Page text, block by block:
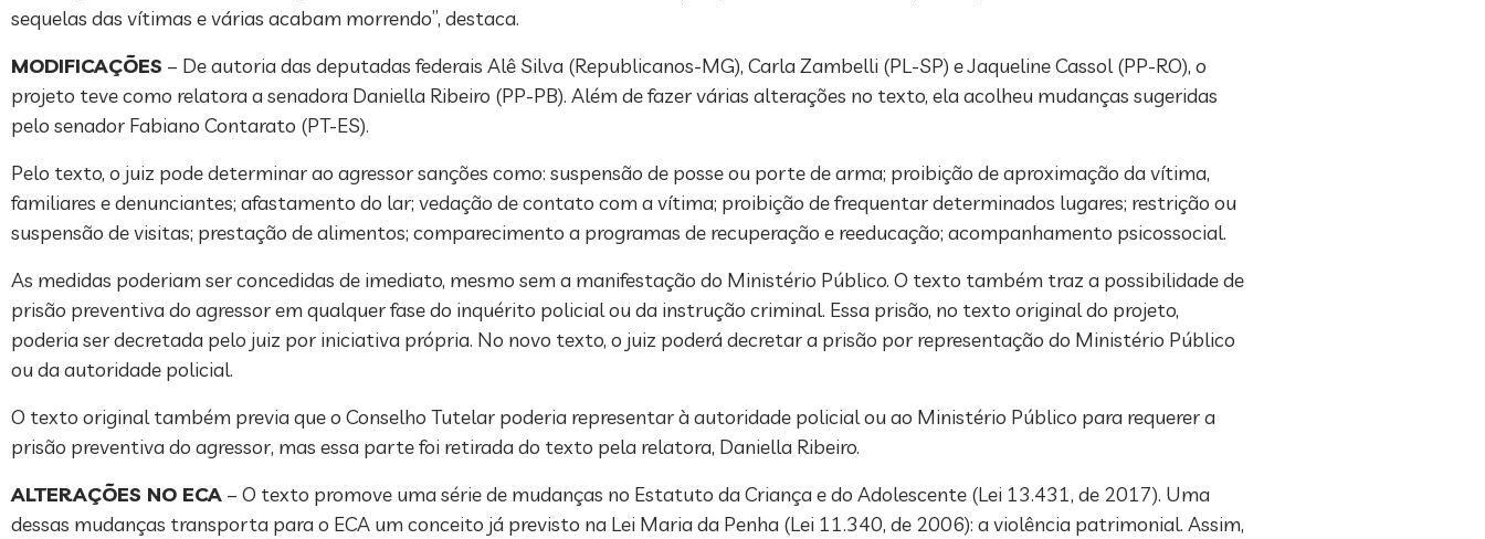
sequelas das vítimas e várias acabam morrendo”, destaca.
MODIFICAÇÕES – De autoria das deputadas federais Alê Silva (Republicanos-MG), Carla Zambelli (PL-SP) e Jaqueline Cassol (PP-RO), o
projeto teve como relatora a senadora Daniella Ribeiro (PP-PB). Além de fazer várias alterações no texto, ela acolheu mudanças sugeridas
pelo senador Fabiano Contarato (PT-ES).
Pelo texto, o juiz pode determinar ao agressor sanções como: suspensão de posse ou porte de arma; proibição de aproximação da vítima,
familiares e denunciantes; afastamento do lar; vedação de contato com a vítima; proibição de frequentar determinados lugares; restrição ou
suspensão de visitas; prestação de alimentos; comparecimento a programas de recuperação e reeducação; acompanhamento psicossocial.
As medidas poderiam ser concedidas de imediato, mesmo sem a manifestação do Ministério Público. O texto também traz a possibilidade de
prisão preventiva do agressor em qualquer fase do inquérito policial ou da instrução criminal. Essa prisão, no texto original do projeto,
poderia ser decretada pelo juiz por iniciativa própria. No novo texto, o juiz poderá decretar a prisão por representação do Ministério Público
ou da autoridade policial.
O texto original também previa que o Conselho Tutelar poderia representar à autoridade policial ou ao Ministério Público para requerer a
prisão preventiva do agressor, mas essa parte foi retirada do texto pela relatora, Daniella Ribeiro.
ALTERAÇÕES NO ECA – O texto promove uma série de mudanças no Estatuto da Criança e do Adolescente (Lei 13.431, de 2017). Uma
dessas mudanças transporta para o ECA um conceito já previsto na Lei Maria da Penha (Lei 11.340, de 2006): a violência patrimonial. Assim,